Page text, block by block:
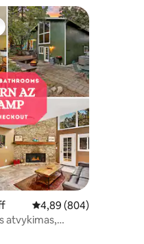
220
Vidutinis įvertinimas:
4,89 (804)
atvykimas,